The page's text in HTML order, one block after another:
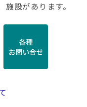
設があります。